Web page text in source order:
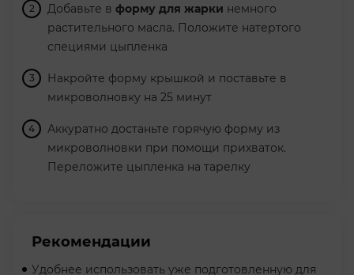
Добавьте в форму для жарки немного
растительного масла. Положите натертого
специями цыпленка
Накройте форму крышкой и поставьте в
микроволновку на 25 минут
Аккуратно достаньте горячую форму из
микроволновки при помощи прихваток.
Переложите цыпленка на тарелку
Рекомендации
Удобнее использовать уже подготовленную для